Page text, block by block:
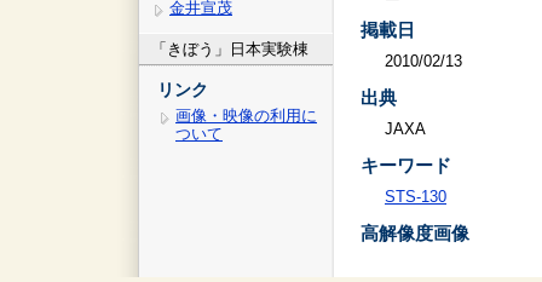
金井宣茂
「きぼう」日本実験棟
リンク
画像・映像の利用に
ついて
掲載日
2010/02/13
出典
JAXA
キーワード
STS-130
高解像度画像